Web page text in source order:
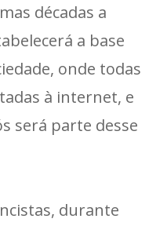
décadas a
a base
onde todas
à internet, e
será parte desse
durante